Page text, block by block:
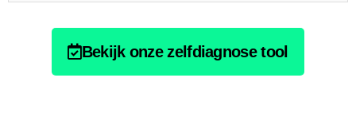
Bekijk onze zelfdiagnose tool